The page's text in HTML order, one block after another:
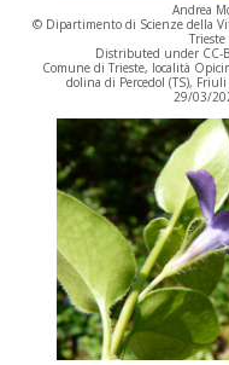
Andrea
© Dipartimento di Scienze della
Trieste
Distributed under CC-
Comune di Trieste, località
dolina di Percedol (TS),
29/03/